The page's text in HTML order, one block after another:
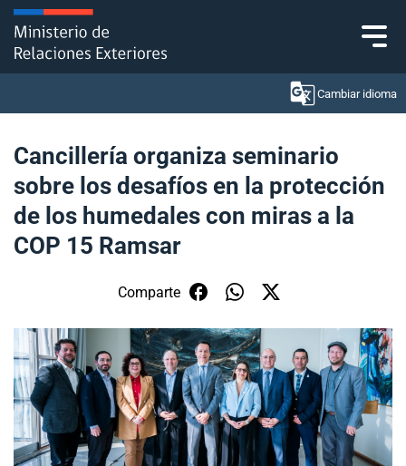
Click acá para ir directamente al contenido
Cambiar idioma
Ministerio
Política Exterior
Subsecretaría de Relaciones Económicas
Internacionales
Sala de prensa
Cancillería organiza seminario
sobre los desafíos en la protección
de los humedales con miras a la
COP 15 Ramsar
Comparte